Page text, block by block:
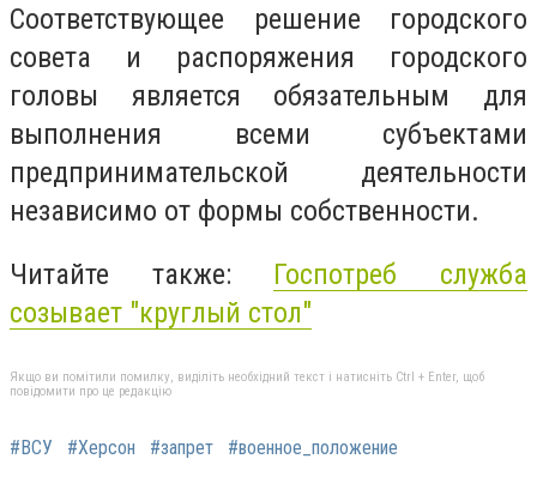
Соответствующее решение городского
совета и распоряжения городского
головы является обязательным для
выполнения всеми субъектами
предпринимательской деятельности
независимо от формы собственности.
Читайте также: Госпотреб служба
созывает "круглый стол"
Якщо ви помітили помилку, виділіть необхідний текст і натисніть Ctrl + Enter, щоб
повідомити про це редакцію
#ВСУ #Херсон #запрет #военное_положение